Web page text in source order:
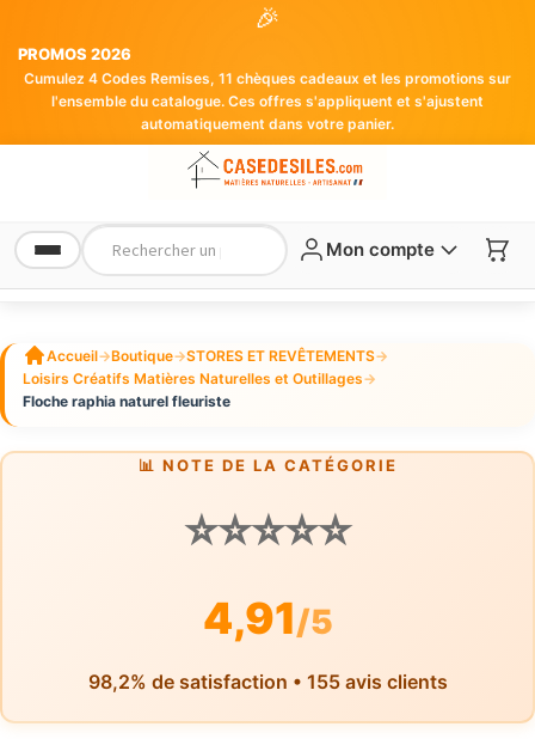
🎉
PROMOS 2026
Cumulez 4 Codes Remises, 11 chèques cadeaux et les promotions sur
l'ensemble du catalogue. Ces offres s'appliquent et s'ajustent
automatiquement dans votre panier.
Mon compte
Accueil→Boutique→STORES ET REVÊTEMENTS→
Loisirs Créatifs Matières Naturelles et Outillages→
Floche raphia naturel fleuriste
📊 NOTE DE LA CATÉGORIE
⭐⭐⭐⭐⭐
4,91/5
98,2% de satisfaction • 155 avis clients